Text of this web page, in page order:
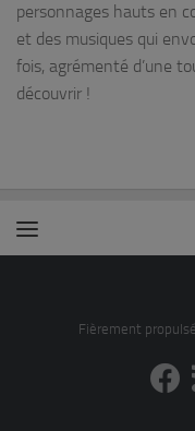
personnages hauts en
et des musiques qui
fois, agrémenté d’une
découvrir !
Fièrement